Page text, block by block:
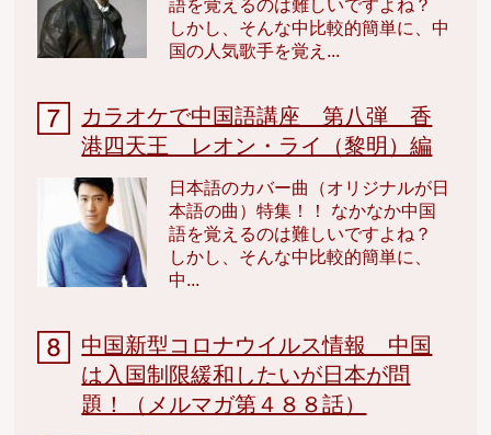
語を覚えるのは難しいですよね？
しかし、そんな中比較的簡単に、中
国の人気歌手を覚え...
カラオケで中国語講座 第八弾 香
港四天王 レオン・ライ（黎明）編
日本語のカバー曲（オリジナルが日
本語の曲）特集！！ なかなか中国
語を覚えるのは難しいですよね？
しかし、そんな中比較的簡単に、
中...
中国新型コロナウイルス情報 中国
は入国制限緩和したいが日本が問
題！（メルマガ第４８８話）